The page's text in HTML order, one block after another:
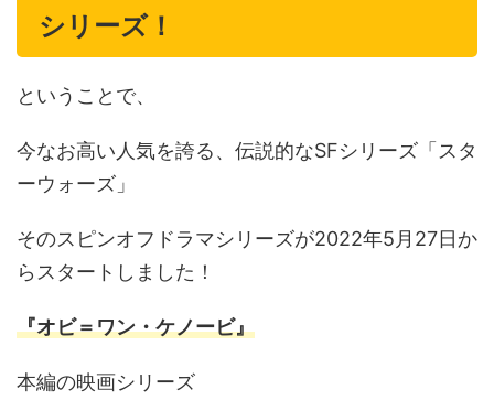
シリーズ！
ということで、
今なお高い人気を誇る、伝説的なSFシリーズ「スタ
ーウォーズ」
そのスピンオフドラマシリーズが2022年5月27日か
らスタートしました！
『オビ＝ワン・ケノービ』
本編の映画シリーズ